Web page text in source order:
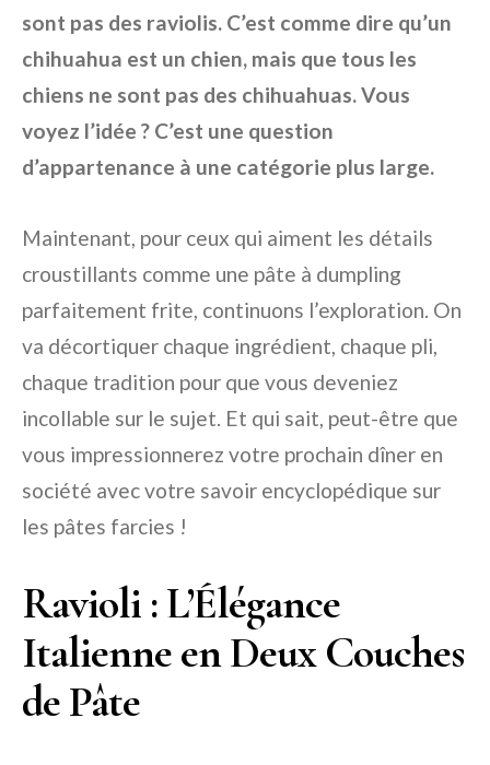
sont pas des raviolis. C’est comme dire qu’un
chihuahua est un chien, mais que tous les
chiens ne sont pas des chihuahuas. Vous
voyez l’idée ? C’est une question
d’appartenance à une catégorie plus large.
Maintenant, pour ceux qui aiment les détails
croustillants comme une pâte à dumpling
parfaitement frite, continuons l’exploration. On
va décortiquer chaque ingrédient, chaque pli,
chaque tradition pour que vous deveniez
incollable sur le sujet. Et qui sait, peut-être que
vous impressionnerez votre prochain dîner en
société avec votre savoir encyclopédique sur
les pâtes farcies !
Ravioli : L’Élégance
Italienne en Deux Couches
de Pâte